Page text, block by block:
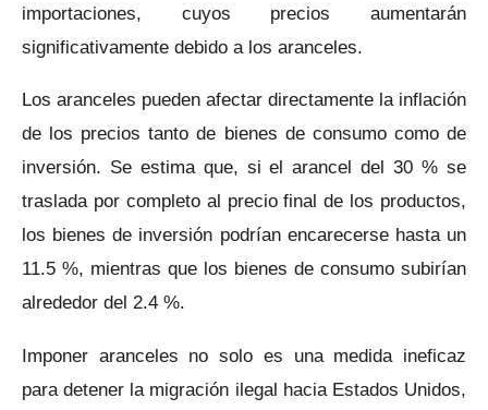
importaciones, cuyos precios aumentarán
significativamente debido a los aranceles.
Los aranceles pueden afectar directamente la inflación
de los precios tanto de bienes de consumo como de
inversión. Se estima que, si el arancel del 30 % se
traslada por completo al precio final de los productos,
los bienes de inversión podrían encarecerse hasta un
11.5 %, mientras que los bienes de consumo subirían
alrededor del 2.4 %.
Imponer aranceles no solo es una medida ineficaz
para detener la migración ilegal hacia Estados Unidos,